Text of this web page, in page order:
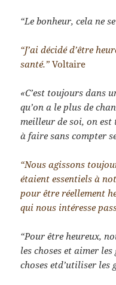
“Le bonheur, cela ne
“J’ai décidé d’être
santé.” Voltaire
«C’est toujours dans
qu’on a le plus de
meilleur de soi, on est
à faire sans compter
“Nous agissons
étaient essentiels à
pour être réellement
qui nous intéresse
“Pour être heureux,
les choses et aimer
choses etd’utiliser les